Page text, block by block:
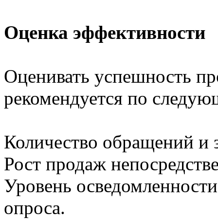
Оценка эффективности
Оценивать успешность
рекомендуется по
Количество обращений и
Рост продаж
Уровень
опроса.